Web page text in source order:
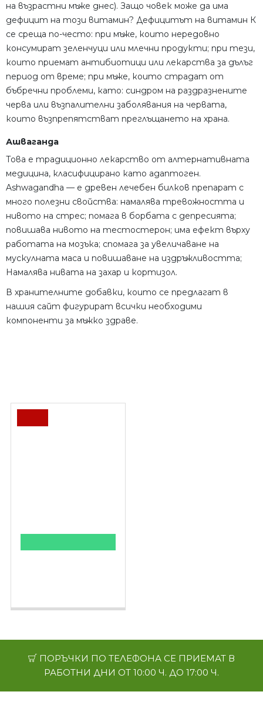
на възрастни мъже днес). Защо човек може да има
дефицит на този витамин? Дефицитът на витамин К
се среща по-често: при мъже, които нередовно
консумират зеленчуци или млечни продукти; при тези,
които приемат антибиотици или лекарства за дълъг
период от време; при мъже, които страдат от
бъбречни проблеми, като: синдром на раздразнените
черва или възпалителни заболявания на червата,
които възпрепятстват преглъщането на храна.
Ашваганда
Това е традиционно лекарство от алтернативната
медицина, класифицирано като адаптоген.
Ashwagandha — е древен лечебен билков препарат с
много полезни свойства: намалява тревожността и
нивото на стрес; помага в борбата с депресията;
повишава нивото на тестостерон; има ефект върху
работата на мозъка; спомага за увеличаване на
мускулната маса и повишаване на издръжливостта;
Намалява нивата на захар и кортизол.
В хранителните добавки, които се предлагат в
нашия сайт фигурират всички необходими
компоненти за мъжко здраве.
ПОРЪЧКИ ПО ТЕЛЕФОНА СЕ ПРИЕМАТ В
РАБОТНИ ДНИ ОТ 10:00 Ч. ДО 17:00 Ч.